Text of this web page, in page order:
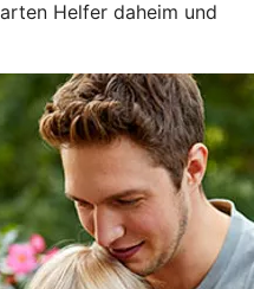
Helfer daheim und